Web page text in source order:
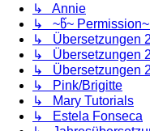
↳ Annie
↳ ~წ~
↳ Übersetzungen
↳ Übersetzungen
↳ Übersetzungen
↳ Pink/Brigitte
↳ Mary Tutorials
↳ Estela Fonseca